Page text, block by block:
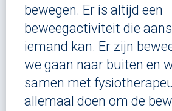
bewegen. Er is altijd een
beweegactiviteit die
iemand kan. Er zijn
we gaan naar buiten en
samen met
allemaal doen om de